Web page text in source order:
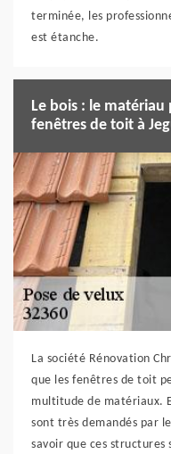
terminée, les
est étanche.
Le bois : le
fenêtres de toit à
La société Rénovation
que les fenêtres de toit
multitude de matériaux.
sont très demandés par
savoir que ces